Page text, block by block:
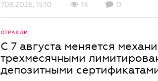
7.08.2026, 15:10 14 0
ОТРАСЛИ
С 7 августа меняется
трехмесячными
депозитными